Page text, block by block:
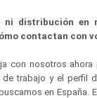
distribución en
contactan con
con nosotros
trabajo y el perfil
en España.